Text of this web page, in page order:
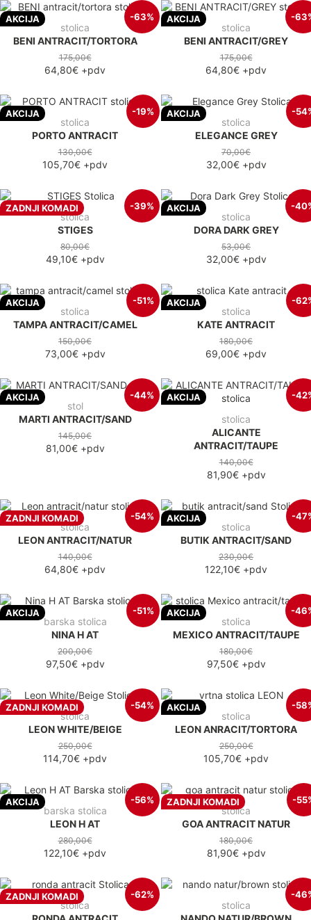
AKCIJA -63%
stolica
BENI ANTRACIT/TORTORA
175,00€
64,80€ +pdv
AKCIJA -
stolica
BENI ANTRACIT/GREY
175,00€
64,80€ +pdv
AKCIJA -19%
stolica
PORTO ANTRACIT
130,00€
105,70€ +pdv
AKCIJA -
stolica
ELEGANCE GREY
70,00€
32,00€+pdv
ZADNJI KOMADI -39%
stolica
STIGES
80,00€
49,10€+pdv
AKCIJA -
stolica
DORA DARK GREY
53,00€
32,00€+pdv
AKCIJA -51%
stolica
TAMPA ANTRACIT/CAMEL
150,00€
73,00€+pdv
AKCIJA -
stolica
KATE ANTRACIT
180,00€
69,00€ +pdv
AKCIJA -44%
stol
MARTI ANTRACIT/SAND
145,00€
81,00€+pdv
AKCIJA -
stolica
ALICANTE
ANTRACIT/TAUPE
140,00€
81,90€+pdv
ZADNJI KOMADI -54%
stolica
LEON ANTRACIT/NATUR
140,00€
64,80€ +pdv
AKCIJA -
stolica
BUTIK ANTRACIT/SAND
230,00€
122,10€ +pdv
AKCIJA -51%
barska stolica
NINA H AT
200,00€
97,50€+pdv
AKCIJA -
stolica
MEXICO ANTRACIT/TAUPE
180,00€
97,50€+pdv
ZADNJI KOMADI -54%
stolica
LEON WHITE/BEIGE
250,00€
114,70€ +pdv
AKCIJA -
stolica
LEON ANRACIT/TORTORA
250,00€
105,70€ +pdv
AKCIJA -56%
barska stolica
LEON H AT
280,00€
122,10€ +pdv
ZADNJI KOMADI -
stolica
GOA ANTRACIT NATUR
180,00€
81,90€+pdv
ZADNJI KOMADI -62%
stolica
-
stolica